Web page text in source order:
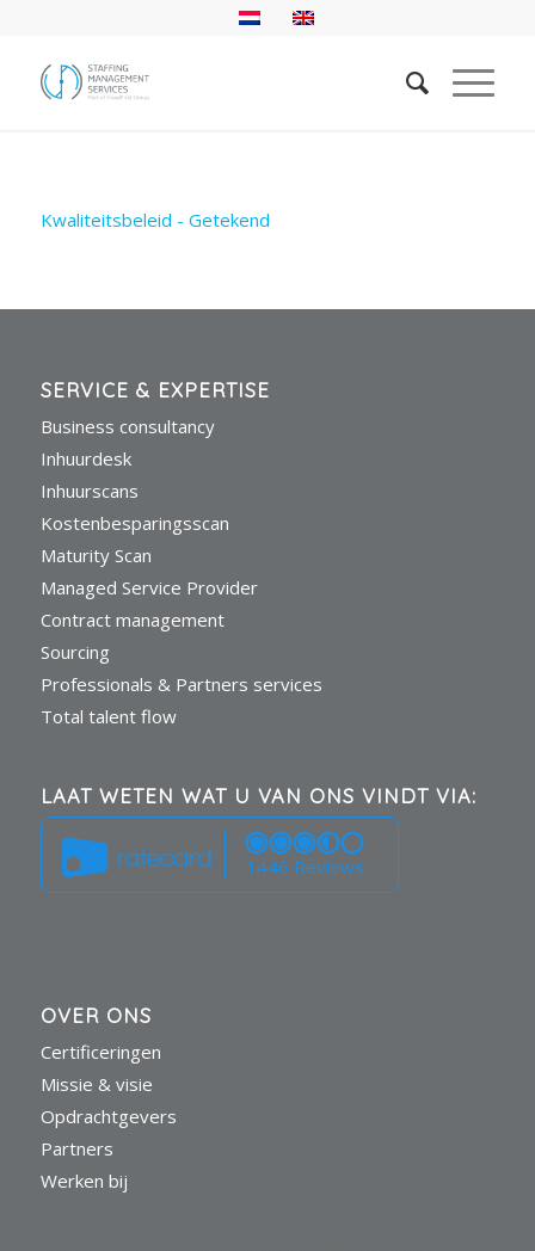
Kwaliteitsbeleid - Getekend
SERVICE & EXPERTISE
Business consultancy
Inhuurdesk
Inhuurscans
Kostenbesparingsscan
Maturity Scan
Managed Service Provider
Contract management
Sourcing
Professionals & Partners services
Total talent flow
LAAT WETEN WAT U VAN ONS VINDT VIA:
1446 Reviews
OVER ONS
Certificeringen
Missie & visie
Opdrachtgevers
Partners
Werken bij